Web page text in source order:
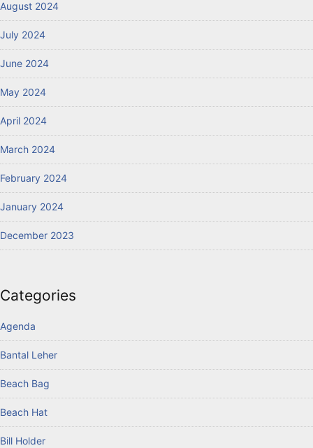
August 2024
July 2024
June 2024
May 2024
April 2024
March 2024
February 2024
January 2024
December 2023
Categories
Agenda
Bantal Leher
Beach Bag
Beach Hat
Bill Holder